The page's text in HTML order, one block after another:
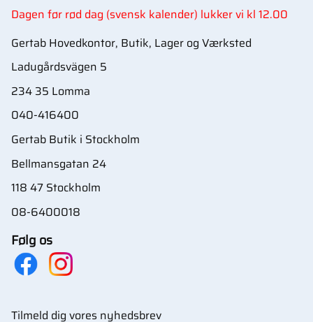
Dagen før rød dag (svensk kalender) lukker vi kl 12.00
Gertab Hovedkontor, Butik, Lager og Værksted
Ladugårdsvägen 5
234 35 Lomma
040-416400
Gertab Butik i Stockholm
Bellmansgatan 24
118 47 Stockholm
08-6400018
Følg os
Tilmeld dig vores nyhedsbrev